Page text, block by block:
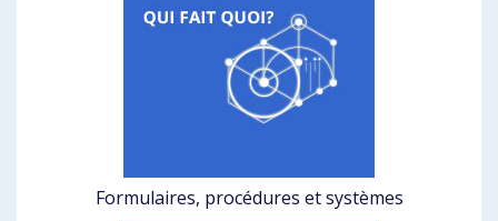
Formulaires, procédures et systèmes